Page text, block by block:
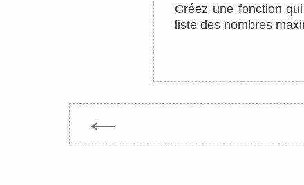
Créez une fonction
liste des nombres
←